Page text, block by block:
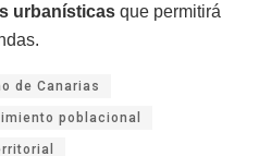
urbanísticas que permitirá
de Canarias
poblacional